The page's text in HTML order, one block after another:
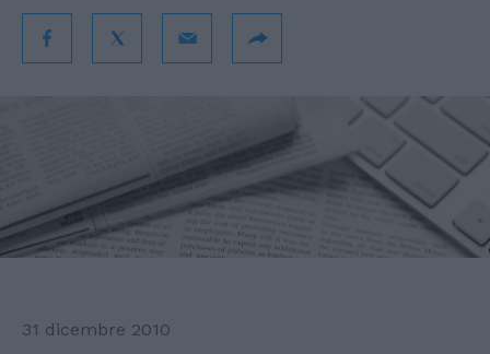
31 dicembre 2010